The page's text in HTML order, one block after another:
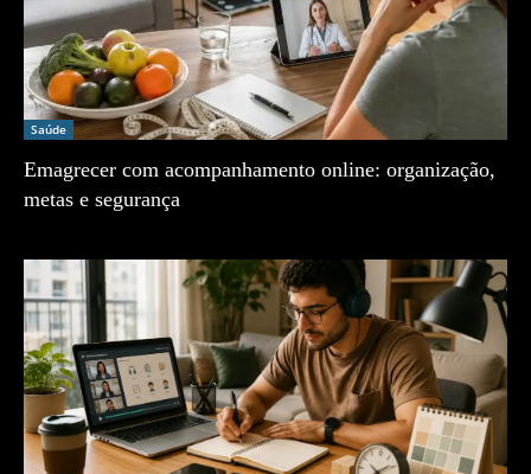
Saúde
Emagrecer com acompanhamento online: organização,
metas e segurança